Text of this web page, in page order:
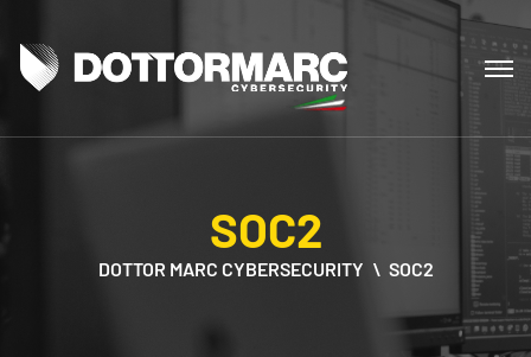
SOC2
DOTTOR MARC CYBERSECURITY SOC2